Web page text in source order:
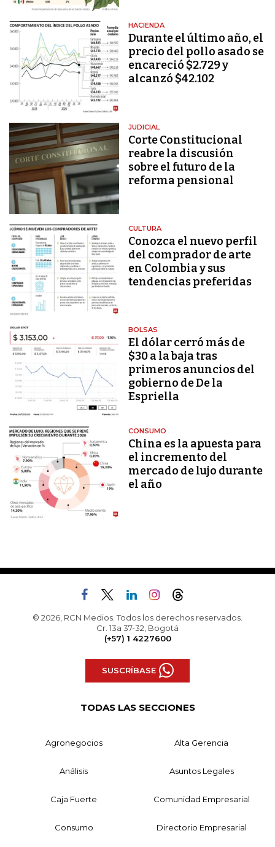
HACIENDA
Durante el último año, el
precio del pollo asado se
encareció $2.729 y
alcanzó $42.102
JUDICIAL
Corte Constitucional
reabre la discusión
sobre el futuro de la
reforma pensional
CULTURA
Conozca el nuevo perfil
del comprador de arte
en Colombia y sus
tendencias preferidas
BOLSAS
El dólar cerró más de
$30 a la baja tras
primeros anuncios del
gobierno de De la
Espriella
CONSUMO
China es la apuesta para
el incremento del
mercado de lujo durante
el año
© 2026, RCN Medios. Todos los derechos reservados.
Cr. 13a 37-32, Bogotá
(+57) 1 4227600
SUSCRÍBASE
TODAS LAS SECCIONES
Agronegocios Alta Gerencia
Análisis Asuntos Legales
Caja Fuerte Comunidad Empresarial
Consumo Directorio Empresarial